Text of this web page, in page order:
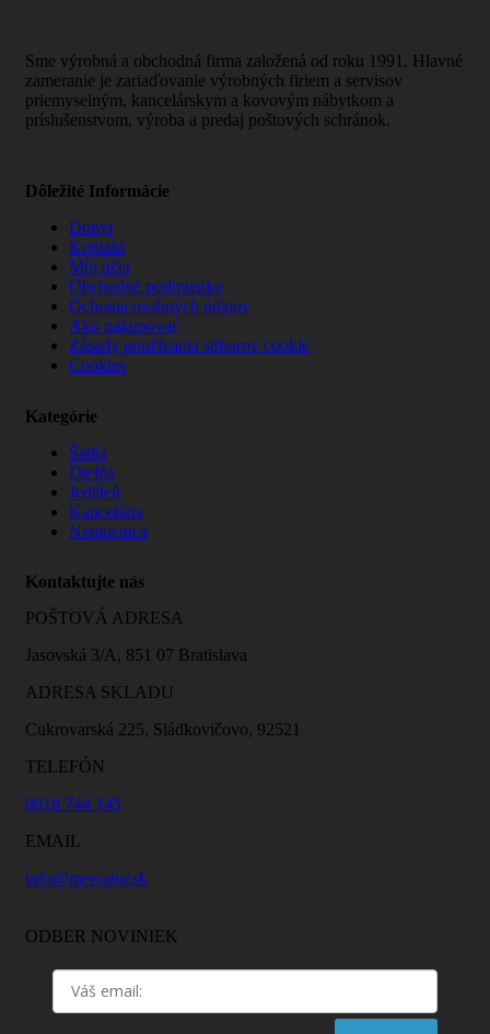
Sme výrobná a obchodná firma založená od roku 1991. Hlavné
zameranie je zariaďovanie výrobných firiem a servisov
priemyselným, kancelárskym a kovovým nábytkom a
príslušenstvom, výroba a predaj poštových schránok.
Dôležité Informácie
Dopyt
Kontakt
Môj účet
Obchodné podmienky
Ochrana osobných údajov
Ako nakupovať
Zásady používania súborov cookie
Cookies
Kategórie
Šatňa
Dielňa
Jedáleň
Kancelária
Nemocnica
Kontaktujte nás
POŠTOVÁ ADRESA
Jasovská 3/A, 851 07 Bratislava
ADRESA SKLADU
Cukrovarská 225, Sládkovičovo, 92521
TELEFÓN
0918 744 145
EMAIL
info@mercator.sk
ODBER NOVINIEK